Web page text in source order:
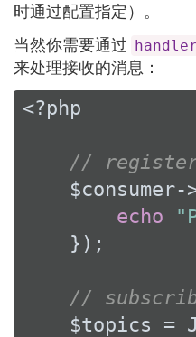
时通过配置指定）。
当然你需要通过 handler
来处理接收的消息：
<?php
// register
$consumer-
echo
    });
//
$topics =